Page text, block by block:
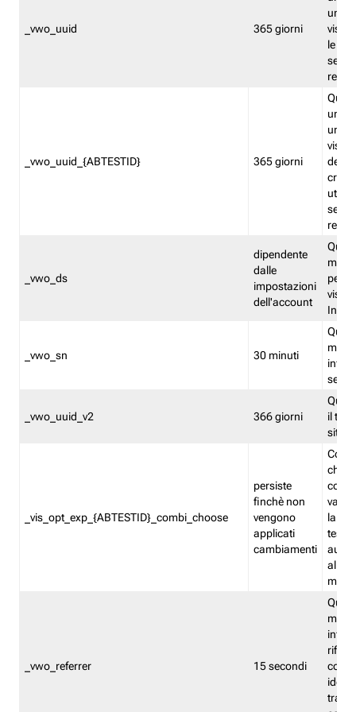
_vwo_uuid 365 giorni
le
_vwo_uuid_{ABTESTID} 365 giorni
un
del
_vwo_ds
dipendente
dalle
impostazioni
dell'account
_vwo_sn 30 minuti
_vwo_uuid_v2 366 giorni
il
sito
_vis_opt_exp_{ABTESTID}_combi_choose
persiste
finchè non
vengono
applicati
cambiamenti
che
la
test.
_vwo_referrer 15 secondi